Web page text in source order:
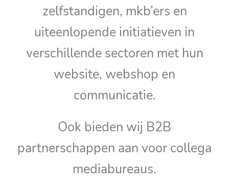
zelfstandigen, mkb’ers en
uiteenlopende initiatieven in
verschillende sectoren met hun
website, webshop en
communicatie.
Ook bieden wij B2B
partnerschappen aan voor collega
mediabureaus.